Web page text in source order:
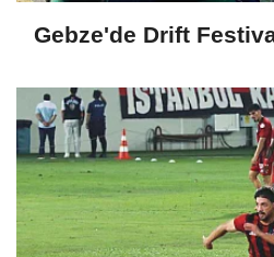
Gebze'de Drift